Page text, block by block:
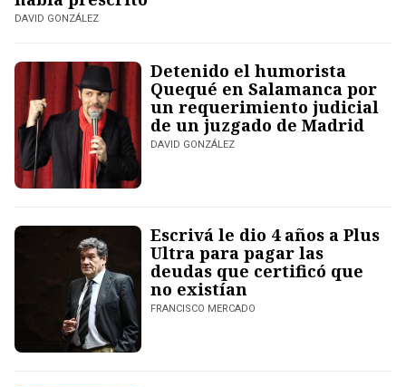
DAVID GONZÁLEZ
Detenido el humorista
Quequé en Salamanca por
un requerimiento judicial
de un juzgado de Madrid
DAVID GONZÁLEZ
Escrivá le dio 4 años a Plus
Ultra para pagar las
deudas que certificó que
no existían
FRANCISCO MERCADO